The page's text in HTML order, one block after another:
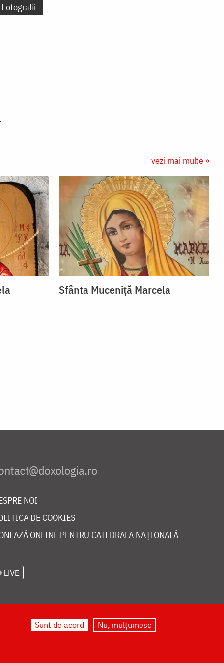
Fotografii
vezi mai multe »
Sfânta Muceniță Marcela
NOI
DE COOKIES
ONLINE PENTRU CATEDRALA NAȚIONALĂ
LIVE
Sunt de acord Nu, mulțumesc